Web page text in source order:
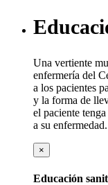
Una vertiente
enfermería del
a los pacientes
y la forma de
el paciente
a su enfermedad.
×
Educación